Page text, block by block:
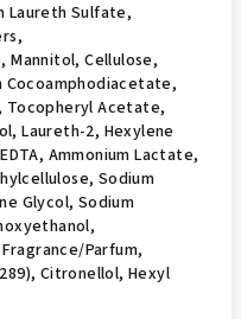
Laureth Sulfate,
Mannitol, Cellulose,
Cocoamphodiacetate,
Tocopheryl Acetate,
Laureth-2, Hexylene
Ammonium Lactate,
Sodium
Glycol, Sodium
Parfum,
Citronellol, Hexyl